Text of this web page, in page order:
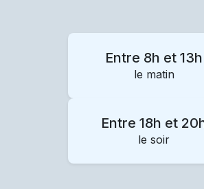
Entre 8h et 13h
le matin
Entre 18h et
le soir